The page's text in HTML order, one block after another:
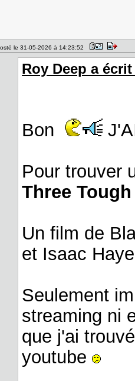
le 31-05-2026 à 14:23:52
Roy Deep a
Bon
Pour trouver
Three
Un film de
et Isaac
Seulement
streaming ni
que j'ai
youtube